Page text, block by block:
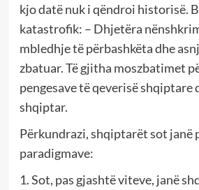
kjo datë nuk i qëndroi historisë.
katastrofik: – Dhjetëra
mbledhje të përbashkëta dhe
zbatuar. Të gjitha moszbatimet
pengesave të qeverisë
shqiptar.
Përkundrazi, shqiptarët sot janë
paradigmave:
1. Sot, pas gjashtë viteve, janë